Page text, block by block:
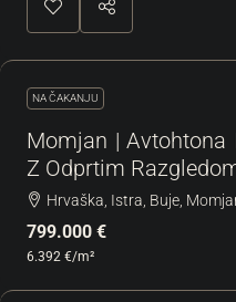
NA ČAKANJU
Momjan |
Z Odprtim
Hrvaška, Istra, Buje,
799.000 €
6.392 €/m²